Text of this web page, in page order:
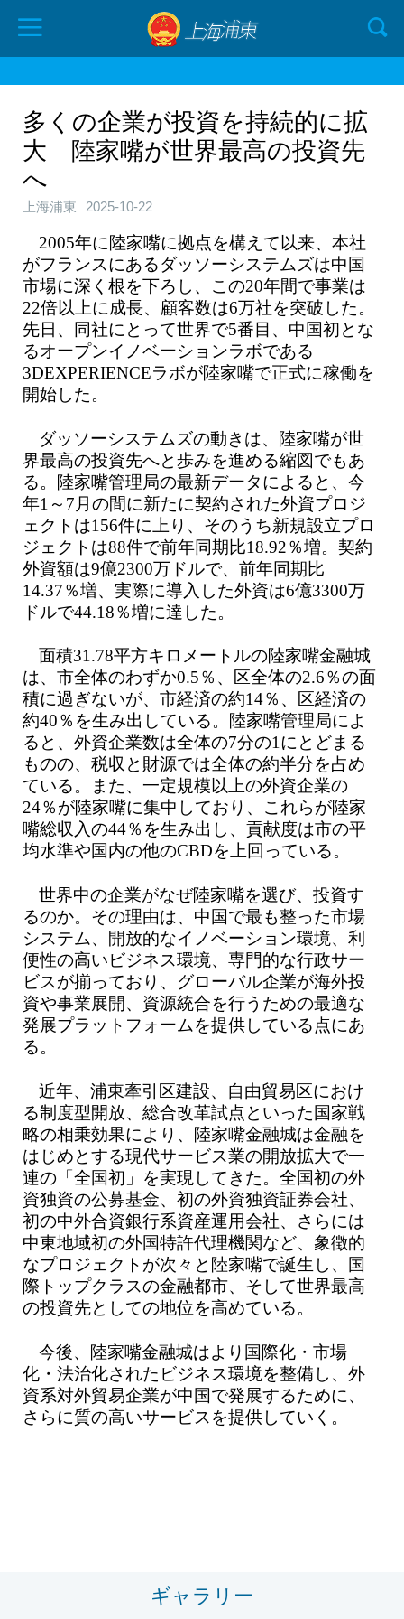
多くの企業が投資を持続的に拡
大 陸家嘴が世界最高の投資先
へ
上海浦東 2025-10-22
2005年に陸家嘴に拠点を構えて以来、本社
がフランスにあるダッソーシステムズは中国
市場に深く根を下ろし、この20年間で事業は
22倍以上に成長、顧客数は6万社を突破した。
先日、同社にとって世界で5番目、中国初とな
るオープンイノベーションラボである
3DEXPERIENCEラボが陸家嘴で正式に稼働を
開始した。
ダッソーシステムズの動きは、陸家嘴が世
界最高の投資先へと歩みを進める縮図でもあ
る。陸家嘴管理局の最新データによると、今
年1～7月の間に新たに契約された外資プロジ
ェクトは156件に上り、そのうち新規設立プロ
ジェクトは88件で前年同期比18.92％増。契約
外資額は9億2300万ドルで、前年同期比
14.37％増、実際に導入した外資は6億3300万
ドルで44.18％増に達した。
面積31.78平方キロメートルの陸家嘴金融城
は、市全体のわずか0.5％、区全体の2.6％の面
積に過ぎないが、市経済の約14％、区経済の
約40％を生み出している。陸家嘴管理局によ
ると、外資企業数は全体の7分の1にとどまる
ものの、税収と財源では全体の約半分を占め
ている。また、一定規模以上の外資企業の
24％が陸家嘴に集中しており、これらが陸家
嘴総収入の44％を生み出し、貢献度は市の平
均水準や国内の他のCBDを上回っている。
世界中の企業がなぜ陸家嘴を選び、投資す
るのか。その理由は、中国で最も整った市場
システム、開放的なイノベーション環境、利
便性の高いビジネス環境、専門的な行政サー
ビスが揃っており、グローバル企業が海外投
資や事業展開、資源統合を行うための最適な
発展プラットフォームを提供している点にあ
る。
近年、浦東牽引区建設、自由貿易区におけ
る制度型開放、総合改革試点といった国家戦
略の相乗効果により、陸家嘴金融城は金融を
はじめとする現代サービス業の開放拡大で一
連の「全国初」を実現してきた。全国初の外
資独資の公募基金、初の外資独資証券会社、
初の中外合資銀行系資産運用会社、さらには
中東地域初の外国特許代理機関など、象徴的
なプロジェクトが次々と陸家嘴で誕生し、国
際トップクラスの金融都市、そして世界最高
の投資先としての地位を高めている。
今後、陸家嘴金融城はより国際化・市場
化・法治化されたビジネス環境を整備し、外
資系対外貿易企業が中国で発展するために、
さらに質の高いサービスを提供していく。
ギャラリー